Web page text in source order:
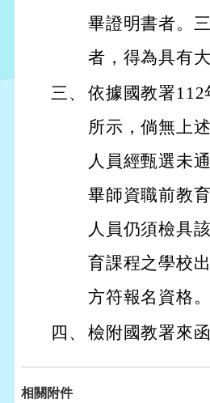
畢證明書者。
者，得為具有
三、 依據國教署112
所示，倘無上
人員經甄選未
畢師資職前教
人員仍須檢具
育課程之學校
方符報名資格。
四、 檢附國教署來
相關附件